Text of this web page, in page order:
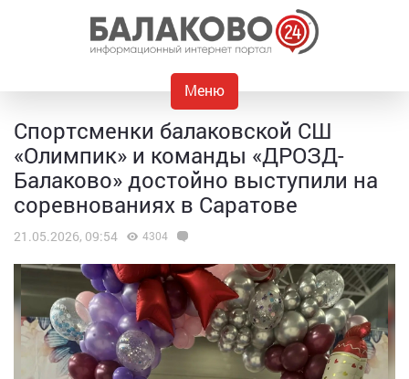
Меню
Спортсменки балаковской СШ
«Олимпик» и команды «ДРОЗД-
Балаково» достойно выступили на
соревнованиях в Саратове
21.05.2026, 09:54 4304